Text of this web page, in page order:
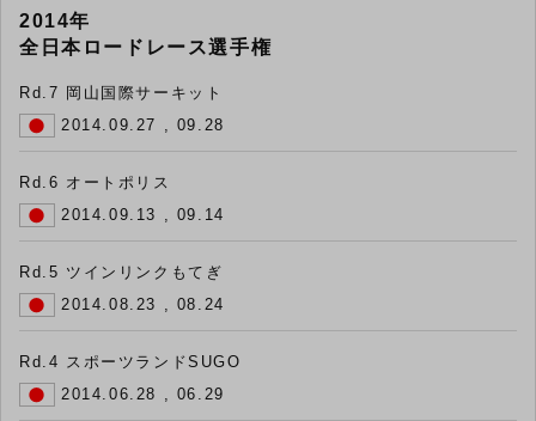
2014年
全日本ロードレース選手権
Rd.7 岡山国際サーキット
2014.09.27 , 09.28
Rd.6 オートポリス
2014.09.13 , 09.14
Rd.5 ツインリンクもてぎ
2014.08.23 , 08.24
Rd.4 スポーツランドSUGO
2014.06.28 , 06.29